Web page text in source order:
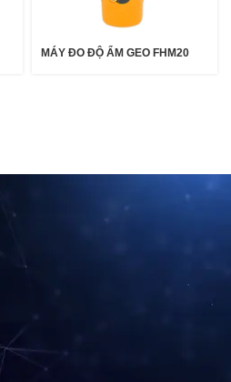
MÁY ĐO ĐỘ ẨM GEO FHM20